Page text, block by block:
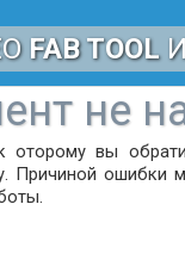
FAB TOOL
не
оторому вы
Причиной ошибки